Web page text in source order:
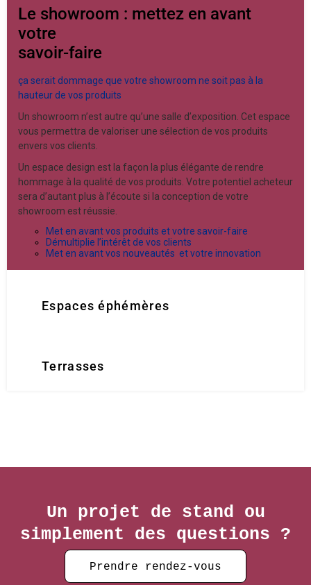
Le showroom : mettez en avant
votre
savoir-faire
ça serait dommage que votre showroom ne soit pas à la
hauteur de vos produits
Un showroom n’est autre qu’une salle d’exposition. Cet espace
vous permettra de valoriser une sélection de vos produits
envers vos clients.
Un espace design est la façon la plus élégante de rendre
hommage à la qualité de vos produits. Votre potentiel acheteur
sera d’autant plus à l’écoute si la conception de votre
showroom est réussie.
Met en avant vos produits et votre savoir-faire
Démultiplie l’intérêt de vos clients
Met en avant vos nouveautés et votre innovation
Espaces éphémères
Terrasses
Un projet de stand ou
simplement des questions ?
Prendre rendez-vous